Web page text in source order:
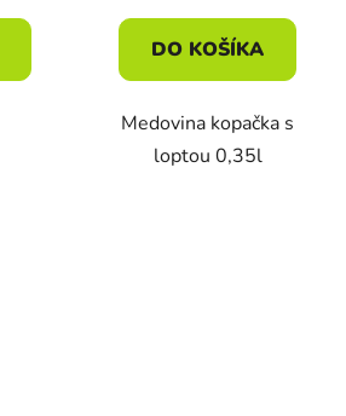
DO KOŠÍKA
Medovina kopačka s
loptou 0,35l